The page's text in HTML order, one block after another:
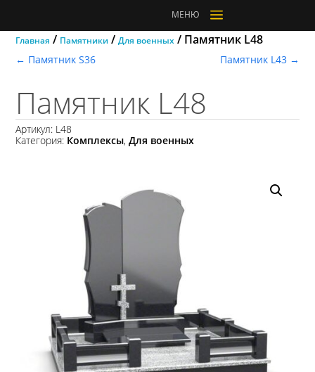
МЕНЮ a
Главная / Памятники/ Для военных/ Памятник L48
← Памятник S36 Памятник L43 →
Памятник L48
Артикул: L48
Категория: Комплексы, Для военных